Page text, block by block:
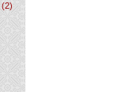
(2)